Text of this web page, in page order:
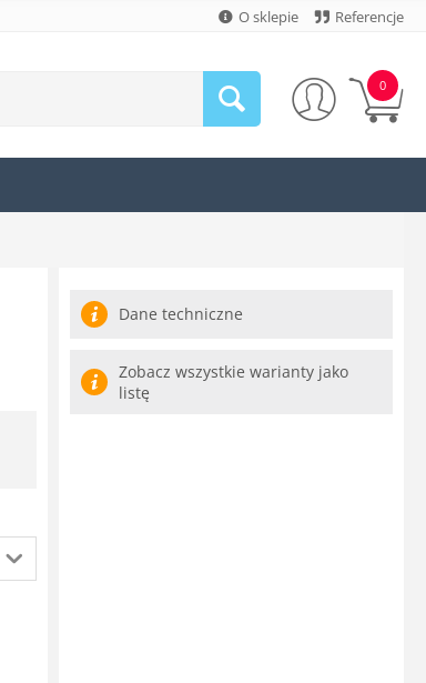
O sklepie Referencje
0
Dane techniczne
Zobacz wszystkie warianty jako
listę